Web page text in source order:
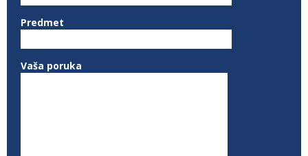
Predmet
Vaša poruka